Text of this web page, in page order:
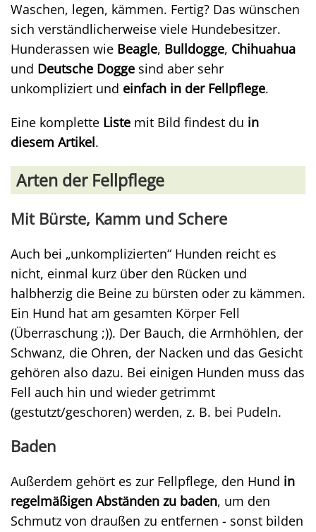
Waschen, legen, kämmen. Fertig? Das wünschen
sich verständlicherweise viele Hundebesitzer.
Hunderassen wie Beagle, Bulldogge, Chihuahua
und Deutsche Dogge sind aber sehr
unkompliziert und einfach in der Fellpflege.
Eine komplette Liste mit Bild findest du in
diesem Artikel.
Arten der Fellpflege
Mit Bürste, Kamm und Schere
Auch bei „unkomplizierten“ Hunden reicht es
nicht, einmal kurz über den Rücken und
halbherzig die Beine zu bürsten oder zu kämmen.
Ein Hund hat am gesamten Körper Fell
(Überraschung ;)). Der Bauch, die Armhöhlen, der
Schwanz, die Ohren, der Nacken und das Gesicht
gehören also dazu. Bei einigen Hunden muss das
Fell auch hin und wieder getrimmt
(gestutzt/geschoren) werden, z. B. bei Pudeln.
Baden
Außerdem gehört es zur Fellpflege, den Hund in
regelmäßigen Abständen zu baden, um den
Schmutz von draußen zu entfernen - sonst bilden